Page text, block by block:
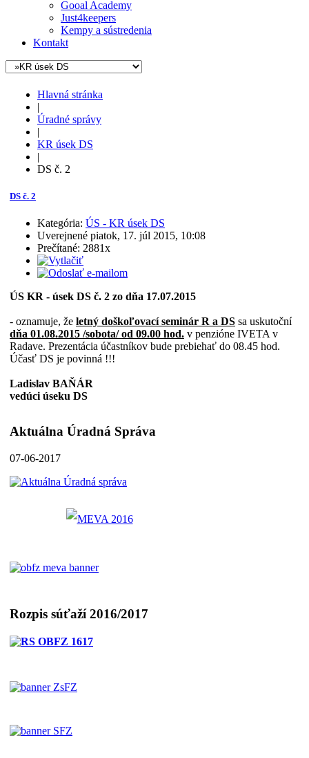
Gooal Academy
Just4keepers
Kempy a sústredenia
Kontakt
Hlavná stránka
|
Úradné správy
|
KR úsek DS
|
DS č. 2
DS č. 2
Kategória: ÚS - KR úsek DS
Uverejnené piatok, 17. júl 2015, 10:08
Prečítané: 2881x
ÚS KR - úsek DS č. 2 zo dňa 17.07.2015
- oznamuje, že letný doškoľovací seminár R a DS sa uskutoční
dňa 01.08.2015 /sobota/ od 09.00 hod. v penzióne IVETA v
Radave. Prezentácia účastníkov bude prebiehať do 08.45 hod.
Účasť DS je povinná !!!
Ladislav BAŇÁR
vedúci úseku DS
Aktuálna Úradná Správa
07-06-2017
Rozpis súťaží 2016/2017